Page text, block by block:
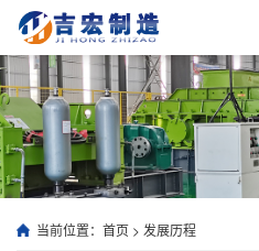
当前位置： 首页 > 发展历程